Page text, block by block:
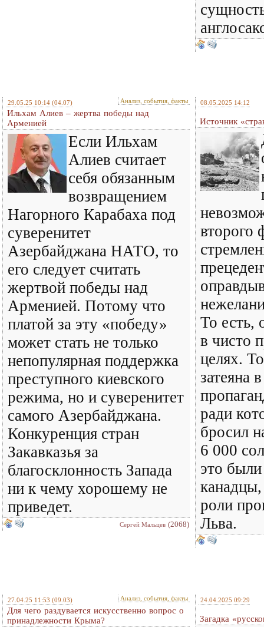
29.05.25 10:14 (04.07) Анализ, события, факты
Ильхам Алиев – жертва победы над
Арменией
Если Ильхам
Алиев считает
себя обязанным
возвращением
Нагорного Карабаха под
суверенитет
Азербайджана НАТО, то
его следует считать
жертвой победы над
Арменией. Потому что
платой за эту «победу»
может стать не только
непопулярная поддержка
преступного киевского
режима, но и суверенитет
самого Азербайджана.
Конкуренция стран
Закавказья за
благосклонность Запада
ни к чему хорошему не
приведет.
Сергей Мальцев (2068)
08.05.2025 14:12
Источник
второго
То есть,
в чисто
целях.
затеяна
ради
бросил
6 000
это были
роли
Льва.
27.04.25 11:53 (09.03) Анализ, события, факты
Для чего раздувается искусственно вопрос о
принадлежности Крыма?
24.04.2025 09:29
Загадка